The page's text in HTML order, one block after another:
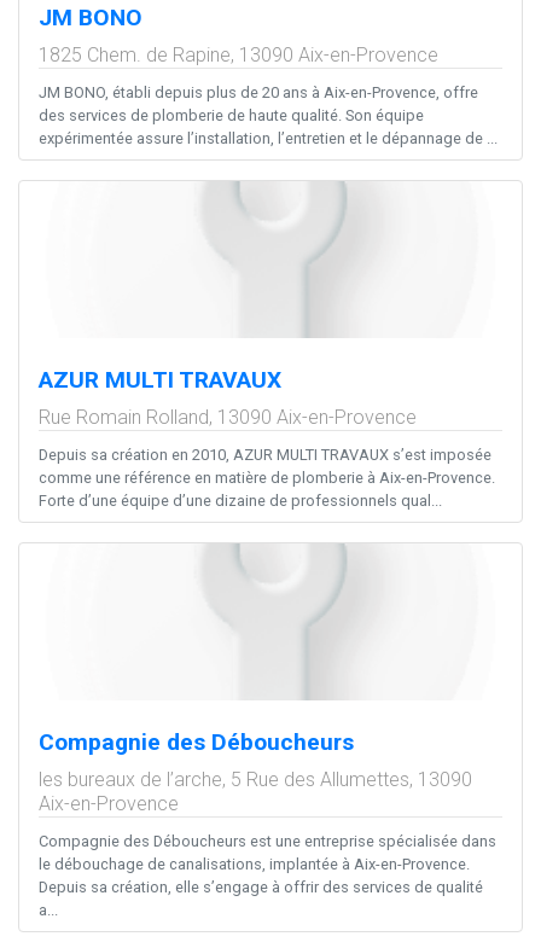
JM BONO
1825 Chem. de Rapine, 13090 Aix-en-Provence
JM BONO, établi depuis plus de 20 ans à Aix-en-Provence, offre
des services de plomberie de haute qualité. Son équipe
expérimentée assure l’installation, l’entretien et le dépannage de ...
AZUR MULTI TRAVAUX
Rue Romain Rolland, 13090 Aix-en-Provence
Depuis sa création en 2010, AZUR MULTI TRAVAUX s’est imposée
comme une référence en matière de plomberie à Aix-en-Provence.
Forte d’une équipe d’une dizaine de professionnels qual...
Compagnie des Déboucheurs
les bureaux de l’arche, 5 Rue des Allumettes, 13090
Aix-en-Provence
Compagnie des Déboucheurs est une entreprise spécialisée dans
le débouchage de canalisations, implantée à Aix-en-Provence.
Depuis sa création, elle s’engage à offrir des services de qualité
a...